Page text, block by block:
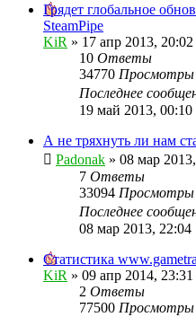
Грядет глобальное
SteamPipe
KiR » 17 апр 2013, 20:02
10 Ответы
34770 Просмотры
Последнее
19 май 2013, 00:10
А не тряхнуть ли нам
Padonak » 08 мар
7 Ответы
33094 Просмотры
Последнее
08 мар 2013, 22:04
Статистика
KiR » 09 апр 2014, 23:31
2 Ответы
77500 Просмотры